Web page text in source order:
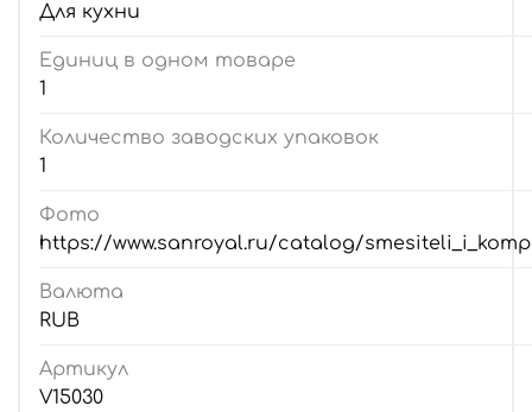
Для кухни
Единиц в одном товаре
1
Количество заводских упаковок
1
Фото
https://www.sanroyal.ru/catalog/
Валюта
RUB
Артикул
V15030